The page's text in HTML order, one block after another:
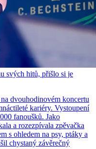
svých hitů, přišlo si je
dvouhodinovém koncertu
kariéry. Vystoupení
fanoušků. Jako
a rozezpívala zpěvačka
s ohledem na psy, ptáky a
chystaný závěrečný